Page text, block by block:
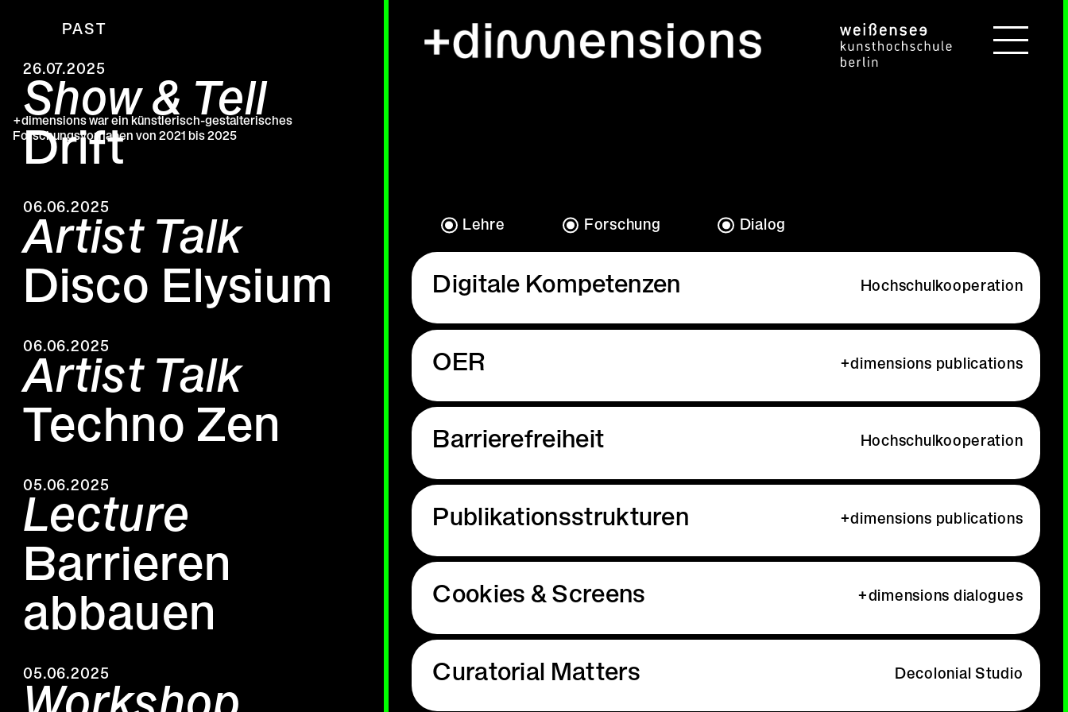
PAST
26.07.2025
Show & Tell
Drift
06.06.2025
Artist Talk
Disco Elysium
06.06.2025
Artist Talk
Techno Zen
05.06.2025
Lecture
Barrieren
abbauen
05.06.2025
+dimensions war ein künstlerisch-gestalterisches
Forschungsvorhaben von 2021 bis 2025
Lehre Forschung Dialog
Digitale Kompetenzen Hochschulkooperation
OER +dimensions publications
Barrierefreiheit Hochschulkooperation
Publikationsstrukturen +dimensions publications
Cookies & Screens +dimensions dialogues
Curatorial Matters Decolonial Studio